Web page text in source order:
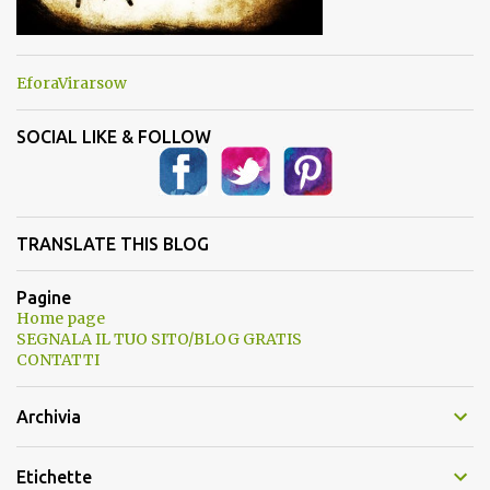
EforaVirarsow
SOCIAL LIKE & FOLLOW
TRANSLATE THIS BLOG
Pagine
Home page
SEGNALA IL TUO SITO/BLOG GRATIS
CONTATTI
Archivia
Etichette